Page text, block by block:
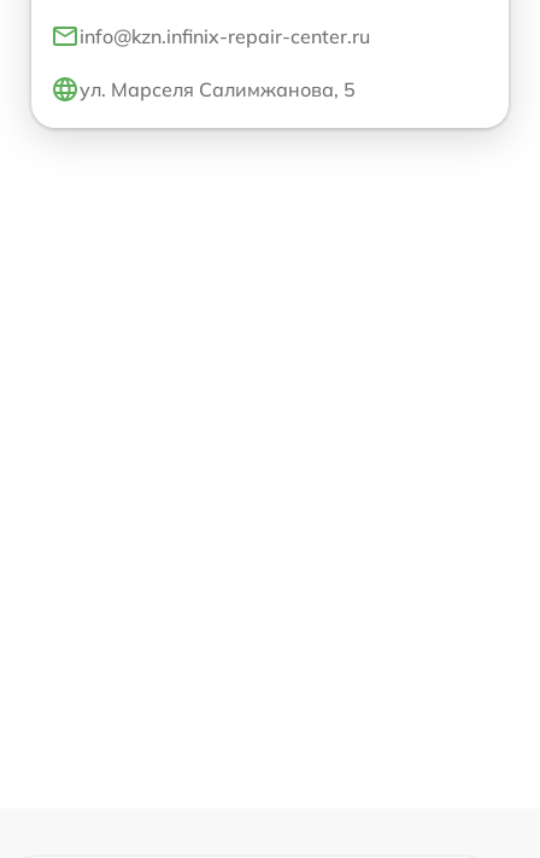
info@kzn.infinix-repair-center.ru
ул. Марселя Салимжанова, 5